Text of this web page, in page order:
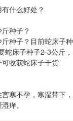
什么好处？
种子？
种子？目前蛇床子种
床子种子2-3公斤，
收获蛇床子干货
寒不孕，寒湿带下，
痒。